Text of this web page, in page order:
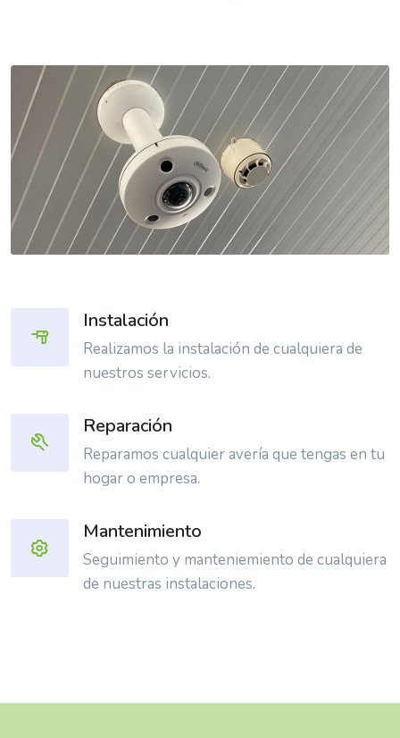
Instalación
Realizamos la instalación de cualquiera de
nuestros servicios.
Reparación
Reparamos cualquier avería que tengas en tu
hogar o empresa.
Mantenimiento
Seguimiento y manteniemiento de cualquiera
de nuestras instalaciones.